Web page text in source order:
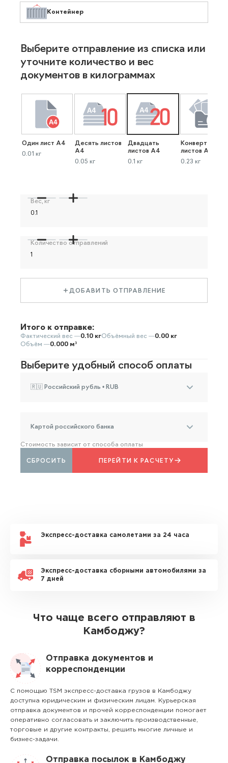
Контейнер
Выберите отправление из списка или
уточните количество и вес
документов в килограммах
Один лист А4
0.01 кг
Десять листов
А4
0.05 кг
Двадцать
листов А4
0.1 кг
Конверт до 40
листов А4
0.23 кг
Вес, кг
Количество отправлений
ДОБАВИТЬ ОТПРАВЛЕНИЕ
Итого к отправке:
Фактический вес —0.10 кгОбъёмный вес —0.00 кг
Объём —0.000 м³
Выберите удобный способ оплаты
🇷🇺 Российский рубль • RUB
Картой российского банка
Стоимость зависит от способа оплаты
ПЕРЕЙТИ К РАСЧЕТУ
СБРОСИТЬ
Экспресс-доставка самолетами за 24 часа
Экспресс-доставка сборными автомобилями за
7 дней
Что чаще всего отправляют в
Камбоджу?
Отправка документов и
корреспонденции
С помощью TSM экспресс-доставка грузов в Камбоджу
доступна юридическим и физическим лицам. Курьерская
отправка документов и прочей корреспонденции помогает
оперативно согласовать и заключить производственные,
торговые и другие контракты, решить многие личные и
бизнес-задачи.
Отправка посылок в Камбоджу